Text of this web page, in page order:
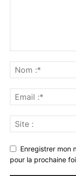
Enregistrer mon
pour la prochaine